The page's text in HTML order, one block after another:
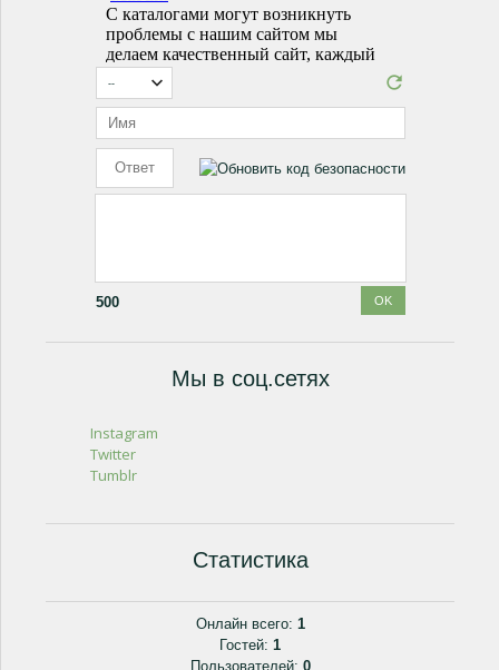
500
Мы в соц.сетях
Instagram
Twitter
Tumblr
Статистика
Онлайн всего: 1
Гостей: 1
Пользователей: 0